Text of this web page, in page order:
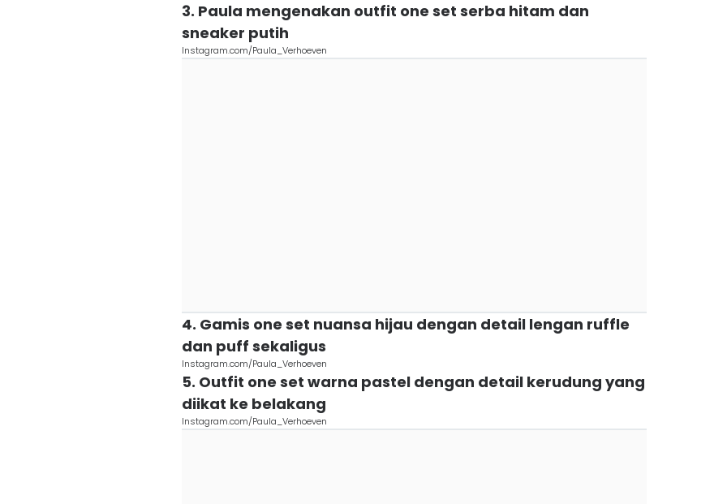
3. Paula mengenakan outfit one set serba hitam dan
sneaker putih
Instagram.com/Paula_Verhoeven
4. Gamis one set nuansa hijau dengan detail lengan ruffle
dan puff sekaligus
Instagram.com/Paula_Verhoeven
5. Outfit one set warna pastel dengan detail kerudung yang
diikat ke belakang
Instagram.com/Paula_Verhoeven